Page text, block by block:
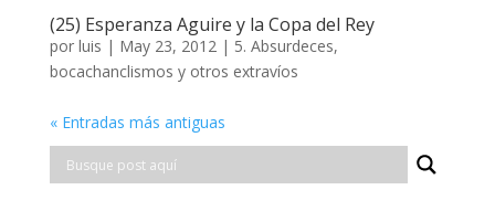
(25) Esperanza Aguire y la Copa del Rey
por luis | May 23, 2012| 5. Absurdeces,
bocachanclismos y otros extravíos
« Entradas más antiguas